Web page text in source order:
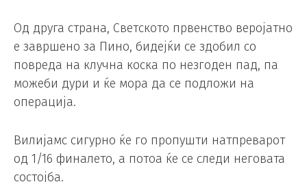
Од друга страна, Светското првенство веројатно
е завршено за Пино, бидејќи се здобил со
повреда на клучна коска по незгоден пад, па
можеби дури и ќе мора да се подложи на
операција.
Вилијамс сигурно ќе го пропушти натпреварот
од 1/16 финалето, а потоа ќе се следи неговата
состојба.